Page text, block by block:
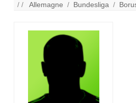
/ /Allemagne / Bundesliga /